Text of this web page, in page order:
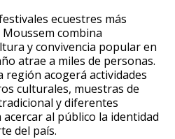
ecuestres más
combina
y convivencia popular en
atrae a miles de personas.
acogerá actividades
culturales, muestras de
y diferentes
al público la identidad
del país.